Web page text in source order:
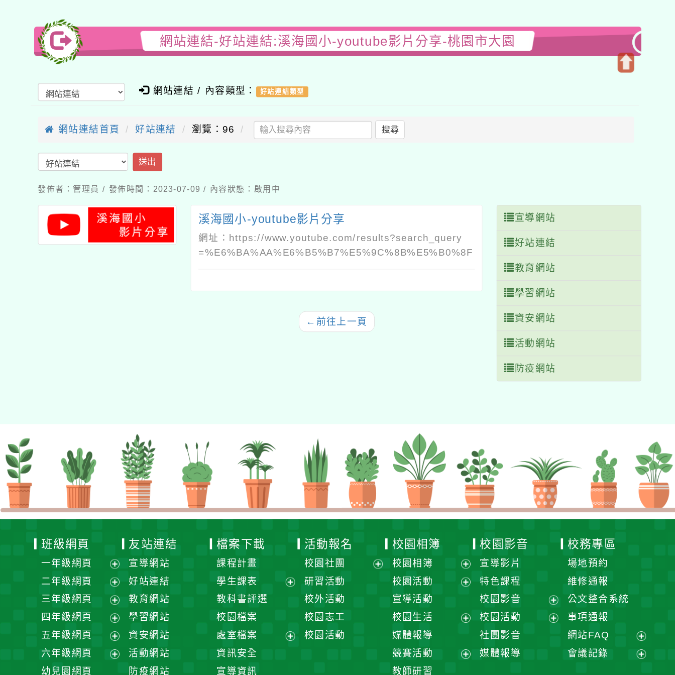
網站連結-好站連結:溪海國小-youtube影片分享-桃園市大園
網站連結 / 內容類型： 好站連結類型
網站連結首頁 好站連結 瀏覽： 96 搜尋
送出
發佈者：管理員 / 發佈時間：2023-07-09 / 內容狀態：啟用中
溪海國小-youtube影片分享
網址： https://www.youtube.com/results?search_query
=%E6%BA%AA%E6%B5%B7%E5%9C%8B%E5%B0%8F
← 前往上一頁
宣導網站
好站連結
教育網站
學習網站
資安網站
活動網站
防疫網站
班級網頁
一年級網頁
展
開
選
單
二年級網頁
展
選
單
三年級網頁
展
選
單
四年級網頁
展
選
五年級網頁
展
六年級網頁
幼兒園網頁
友站連結
宣導網站
好站連結
教育網站
學習網站
資安網站
活動網站
防疫網站
檔案下載
課程計畫
學生課表
單
教科書評選
校園檔案
處室檔案
資訊安全
宣導資訊
活動報名
校園社團
研習活動
校外活動
校園志工
校園活動
校園相簿
校園相簿
展
開
單
校園活動
選
宣導活動
校園生活
選
媒體報導
競賽活動
教師研習
校園影音
宣導影片
特色課程
校園影音
展
校園活動
社團影音
媒體報導
校務專區
場地預約
維修通報
公文整合系統
事項通報
網站FAQ
展
會議記錄